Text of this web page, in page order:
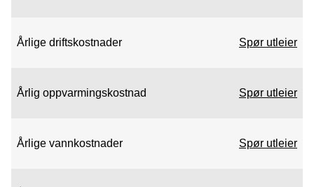
Årlige driftskostnader Spør utleier
Årlig oppvarmingskostnad Spør utleier
Årlige vannkostnader Spør utleier